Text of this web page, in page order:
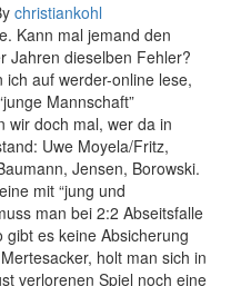
christiankohl
Kann mal jemand den
Jahren dieselben Fehler?
auf werder-online lese,
Mannschaft”
doch mal, wer da in
Uwe Moyela/Fritz,
Jensen, Borowski.
mit “jung und
man bei 2:2 Abseitsfalle
es keine Absicherung
holt man sich in
verlorenen Spiel noch eine